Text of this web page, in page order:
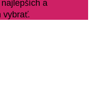
a
vybrať.